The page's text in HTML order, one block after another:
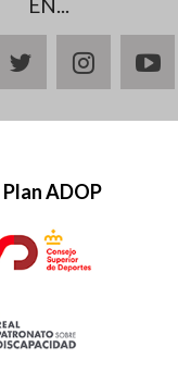
twitter
ADOP